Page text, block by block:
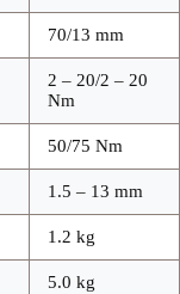
70/13 mm
2 – 20/2 – 20
Nm
50/75 Nm
1.5 – 13 mm
1.2 kg
5.0 kg